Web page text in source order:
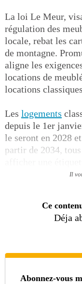
La loi Le Meur,
régulation des
locale, rebat les
de montagne.
aligne les
locations de
locations
Les logements
depuis le 1er
le seront en 2028
partir de 2034,
Il
Ce
Déja
Abonnez-vous